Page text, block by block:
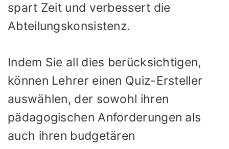
spart Zeit und verbessert die
Abteilungskonsistenz.
Indem Sie all dies berücksichtigen,
können Lehrer einen Quiz-Ersteller
auswählen, der sowohl ihren
pädagogischen Anforderungen als
auch ihren budgetären